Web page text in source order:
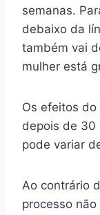
semanas.
debaixo da
também vai
mulher está
Os efeitos
depois de 30
pode variar
Ao contrário
processo